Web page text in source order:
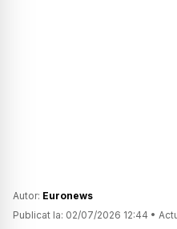
Autor: Euronews
Publicat la: 02/07/2026 12:44 •